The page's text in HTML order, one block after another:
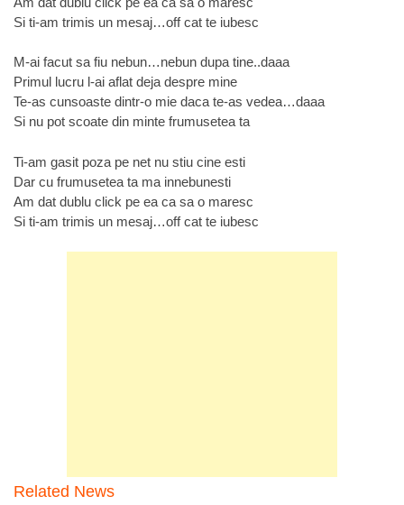
Si ti-am trimis un mesaj…off cat te iubesc
M-ai facut sa fiu nebun…nebun dupa tine..daaa
Primul lucru l-ai aflat deja despre mine
Te-as cunsoaste dintr-o mie daca te-as vedea…daaa
Si nu pot scoate din minte frumusetea ta
Ti-am gasit poza pe net nu stiu cine esti
Dar cu frumusetea ta ma innebunesti
Am dat dublu click pe ea ca sa o maresc
Si ti-am trimis un mesaj…off cat te iubesc
Related News